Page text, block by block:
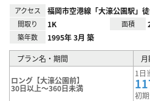
アクセス 福岡市空港線「大濠公園駅」
間取り 1K 面積
築年数 1995年 3月 築
プラン名・期間
ロング【大濠公園前】
30日以上～360日未満
1日
初